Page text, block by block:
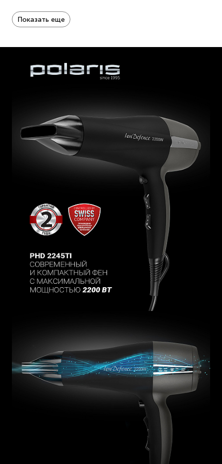
зимой из-за статического электричества они становятся
ломкими и непослушными. Благодаря турмалиновой
ионизации волосы будут защищены от повреждения и
зафиксировать прическу. Благодаря наличию 3-ех
температурных и 2-ух скоростных режимов вы можете
2245Ti станет настоящим профессиональным
«парикмахером» каждой современной женщины. Ваши
волосы всегда будут здоровыми и блестящими!
Показать еще